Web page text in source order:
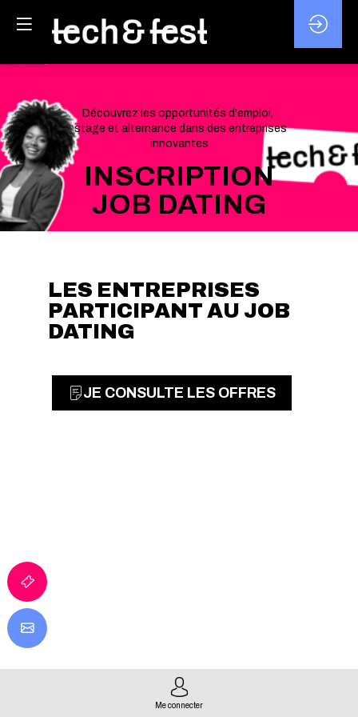
Découvrez les opportunités d'emploi,
stage et alternance dans des entreprises
innovantes
INSCRIPTION
JOB DATING
LES ENTREPRISES
PARTICIPANT AU JOB
DATING
JE CONSULTE LES OFFRES
Me connecter